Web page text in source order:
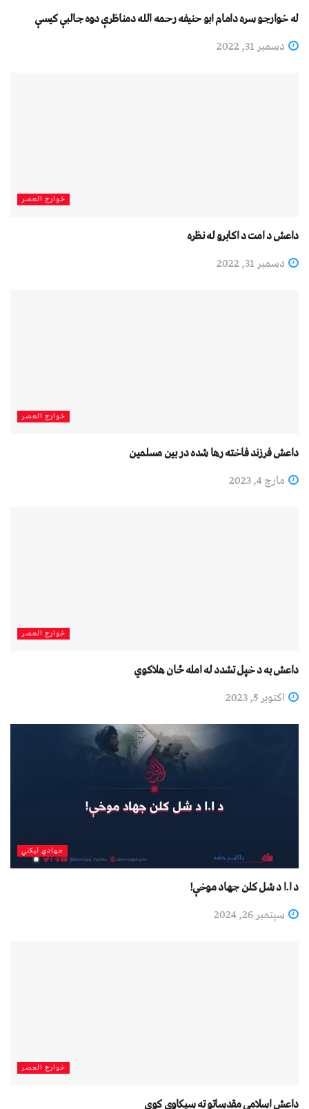
له خوارجو سره دامام ابو حنيفه رحمه الله دمناظرې دوه جالبې کيسې
دسمبر 31, 2022
خوارج العصر
داعش د امت د اکابرو له نظره
دسمبر 31, 2022
خوارج العصر
داعش فرزند فاخته رها شده در بین مسلمین
مارچ 4, 2023
خوارج العصر
داعش به د خپل تشدد له امله ځان هلاکوي
اکتوبر 5, 2023
جهادي لیکني
د ا.ا د شل کلن جهاد موخې!
سپتمبر 26, 2024
خوارج العصر
داعش اسلامي مقدساتو ته سپکاوى کوي